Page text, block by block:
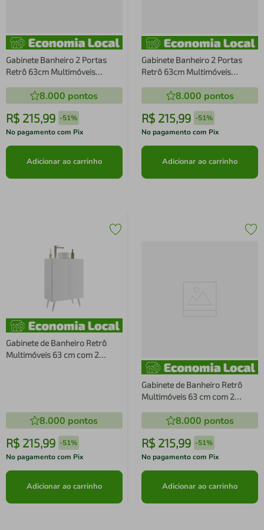
Gabinete Banheiro 2 Portas
Retrô 63cm Multimóveis
8.000 pontos
R$ 215,99 -51%
No pagamento com Pix
Adicionar ao carrinho
Gabinete Banheiro 2 Portas
Retrô 63cm Multimóveis
8.000 pontos
R$ 215,99 -51%
No pagamento com Pix
Adicionar ao carrinho
Gabinete de Banheiro Retrô
Multimóveis 63 cm com 2
8.000 pontos
R$ 215,99 -51%
No pagamento com Pix
Adicionar ao carrinho
Gabinete de Banheiro Retrô
Multimóveis 63 cm com 2
8.000 pontos
R$ 215,99 -51%
No pagamento com Pix
Adicionar ao carrinho